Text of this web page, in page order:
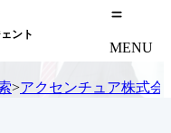
ント
MENU
>アクセンチュア株式会